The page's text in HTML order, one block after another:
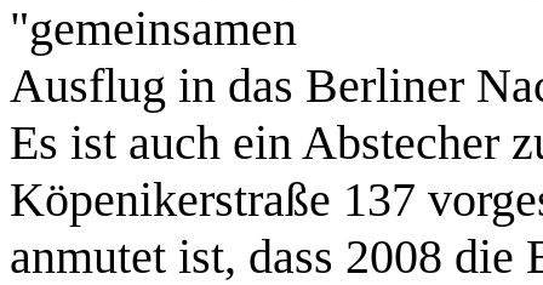
"gemeinsamen
Ausflug in das Berliner
Es ist auch ein Abstecher
Köpenikerstraße 137
anmutet ist, dass 2008 die